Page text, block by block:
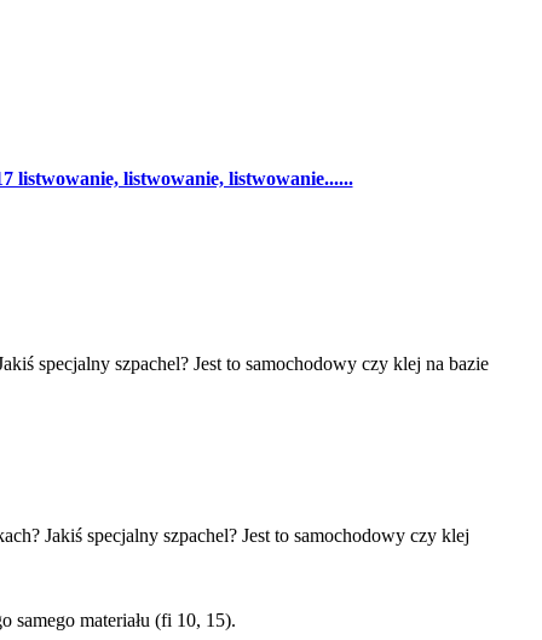
listwowanie, listwowanie, listwowanie......
specjalny szpachel? Jest to samochodowy czy klej na bazie
Jakiś specjalny szpachel? Jest to samochodowy czy klej
samego materiału (fi 10, 15).